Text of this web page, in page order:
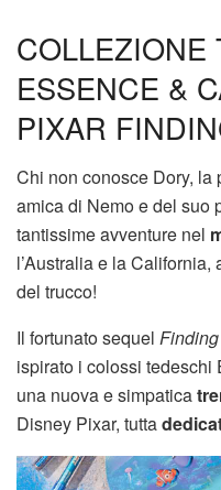
COLLEZIONE
ESSENCE &
PIXAR
Chi non conosce Dory,
amica di Nemo e del suo
tantissime avventure nel
l’Australia e la
del trucco!
Il fortunato sequel
ispirato i colossi tedeschi
una nuova e simpatica
Disney Pixar, tutta